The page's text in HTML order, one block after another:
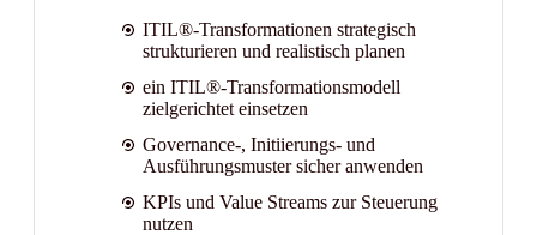
ITIL®-Transformationen strategisch
strukturieren und realistisch planen
ein ITIL®‑Transformationsmodell
zielgerichtet einsetzen
Governance-, Initiierungs- und
Ausführungsmuster sicher anwenden
KPIs und Value Streams zur Steuerung
nutzen